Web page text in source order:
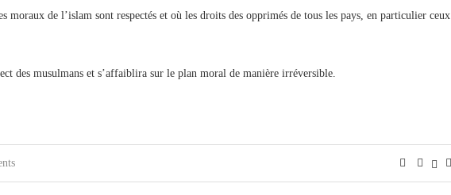
moraux de l’islam sont respectés et où les droits des opprimés de tous les pays, en particulier ceux
des musulmans et s’affaiblira sur le plan moral de manière irréversible.